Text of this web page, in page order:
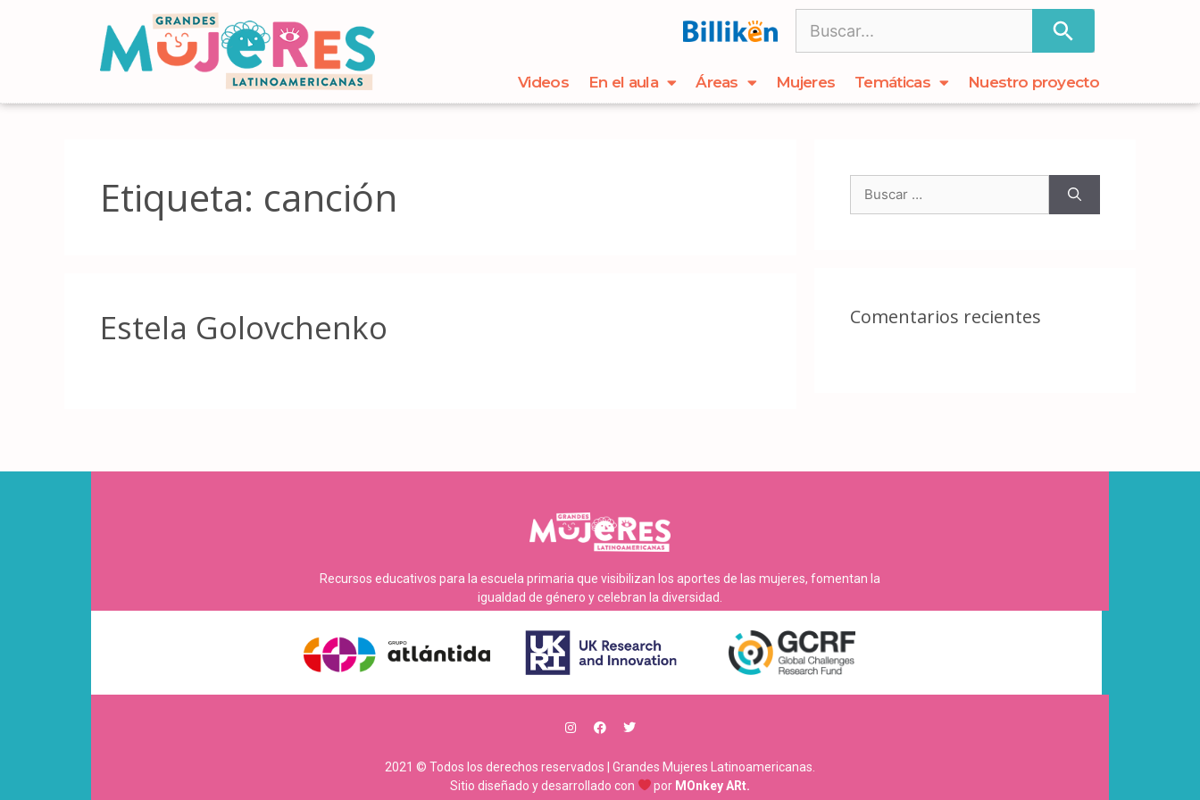
Videos En el aula Áreas Mujeres Temáticas Nuestro proyecto
Etiqueta: canción
Estela Golovchenko Comentarios recientes
Recursos educativos para la escuela primaria que visibilizan los aportes de las mujeres, fomentan la
igualdad de género y celebran la diversidad.
2021 © Todos los derechos reservados | Grandes Mujeres Latinoamericanas.
Sitio diseñado y desarrollado con
por MOnkey ARt.